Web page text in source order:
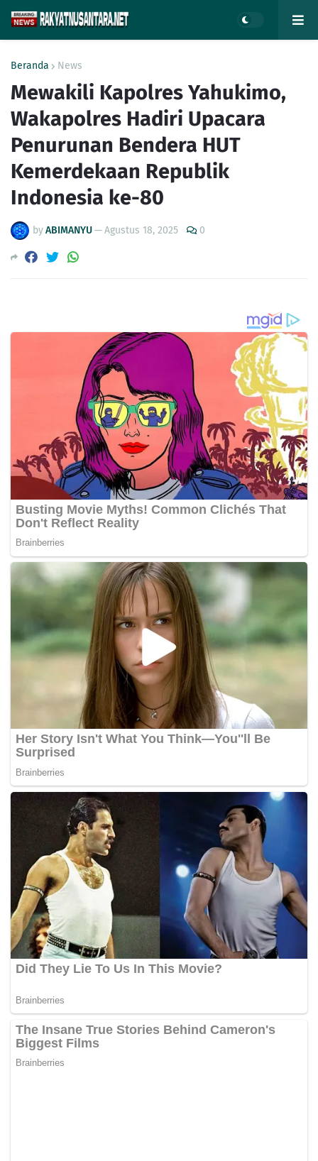
Beranda News
Mewakili Kapolres Yahukimo,
Wakapolres Hadiri Upacara
Penurunan Bendera HUT
Kemerdekaan Republik
Indonesia ke-80
byABIMANYU—Agustus 18, 2025 0